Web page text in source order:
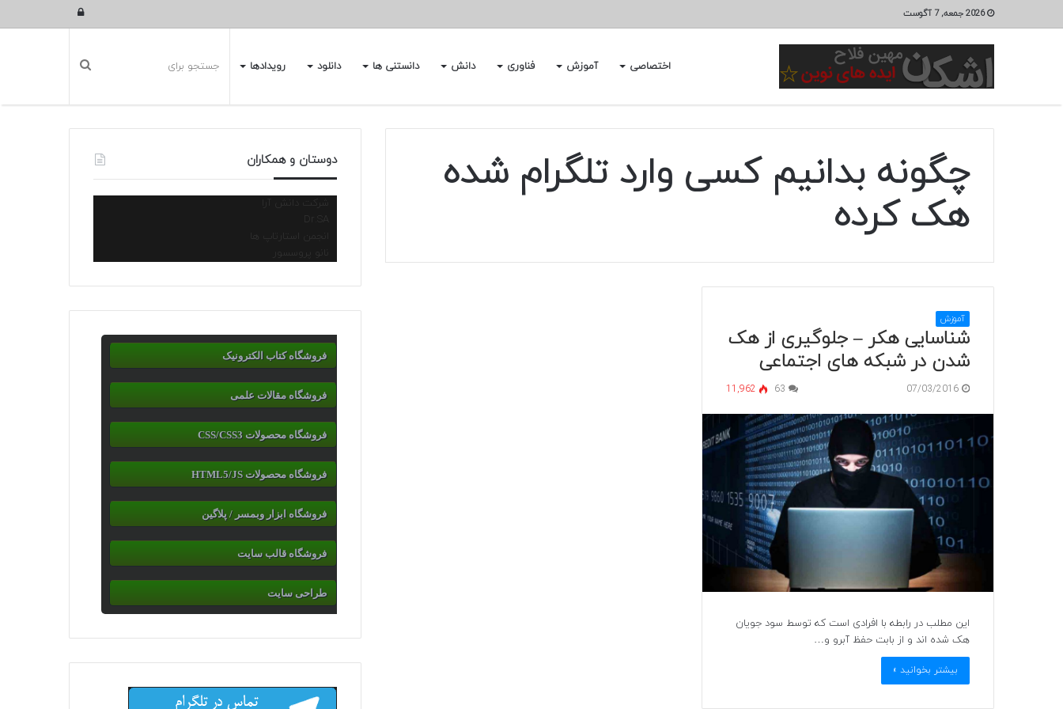
2026 جمعه, 7 آگوست ورود
اختصاصی آموزش فناوری دانش دانستنی ها دانلود رویدادها
چگونه بدانیم کسی وارد تلگرام شده
هک کرده
آموزش
شناسایی هکر – جلوگیری از هک
شدن در شبکه های اجتماعی
07/03/2016
63
11,962
این مطلب در رابطه با افرادی است که توسط سود جویان
هک شده اند و از بابت حفظ آبرو و…
بیشتر بخوانید »
دوستان و همکاران
شرکت دانش آرا
انجمن استارتاپ ها
نانو پروسسور
فروشگاه کتاب الکترونیک
فروشگاه مقالات علمی
فروشگاه محصولات CSS/CSS3
فروشگاه محصولات HTML5/JS
فروشگاه ابزار وبمسر / پلاگین
فروشگاه قالب سایت
طراحی سایت